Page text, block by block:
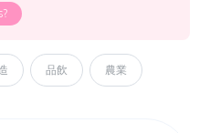
品飲 農業